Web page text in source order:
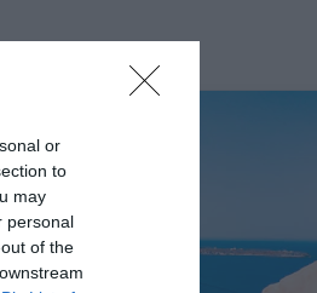
or
to
may
personal
of the